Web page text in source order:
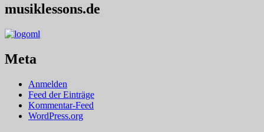
musiklessons.de
Meta
Anmelden
Feed der Einträge
Kommentar-Feed
WordPress.org